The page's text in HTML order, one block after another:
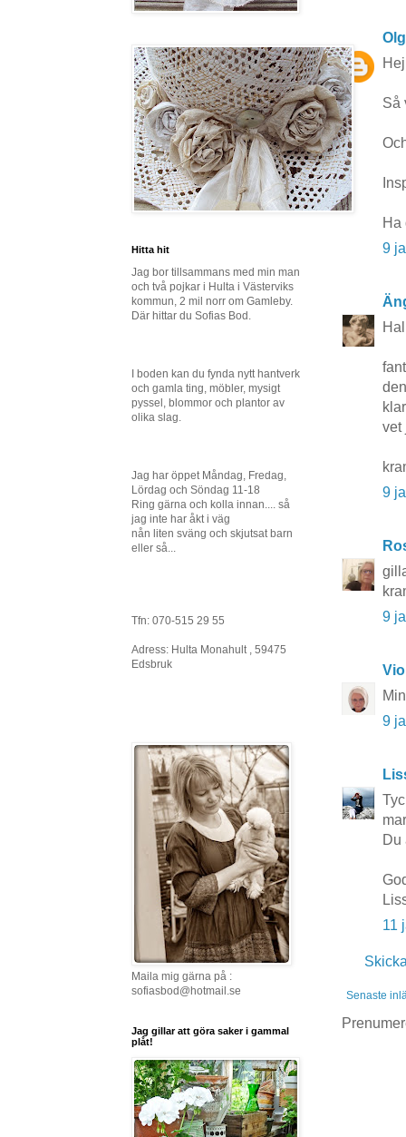
Så
Ha
9
vet
9
9
9
Du
11
Senaste
Hitta hit
Jag bor tillsammans med min man
och två pojkar i Hulta i Västerviks
kommun, 2 mil norr om Gamleby.
Där hittar du Sofias Bod.
I boden kan du fynda nytt hantverk
och gamla ting, möbler, mysigt
pyssel, blommor och plantor av
olika slag.
Jag har öppet Måndag, Fredag,
Lördag och Söndag 11-18
Ring gärna och kolla innan.... så
jag inte har åkt i väg
nån liten sväng och skjutsat barn
eller så...
Tfn: 070-515 29 55
Adress: Hulta Monahult , 59475
Edsbruk
Maila mig gärna på :
sofiasbod@hotmail.se
Jag gillar att göra saker i gammal
plåt!